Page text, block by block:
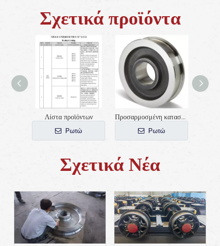
Σχετικά προϊόντα
Λίστα προϊόντων
Ρωτώ
Προσαρμοσμένη κατασκευή εργοστασιακών κατασκευαστών τροχών γερανού
Ρωτώ
Σχετικά Νέα